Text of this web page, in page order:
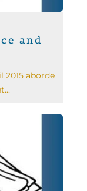
and
2015 aborde